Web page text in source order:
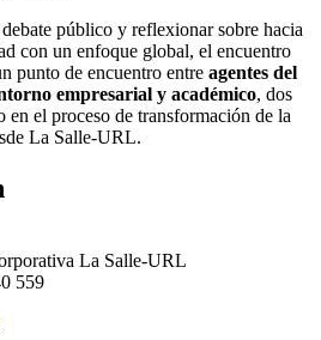
público y reflexionar sobre hacia
con un enfoque global, el encuentro
punto de encuentro entre agentes del
empresarial y académico, dos
en el proceso de transformación de la
La Salle-URL.
La Salle-URL
559